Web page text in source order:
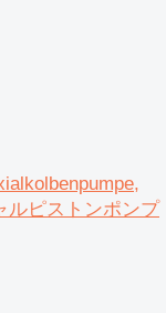
ルピストンポンプ